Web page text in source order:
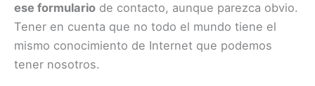
ese formulario de contacto, aunque parezca obvio.
Tener en cuenta que no todo el mundo tiene el
mismo conocimiento de Internet que podemos
tener nosotros.